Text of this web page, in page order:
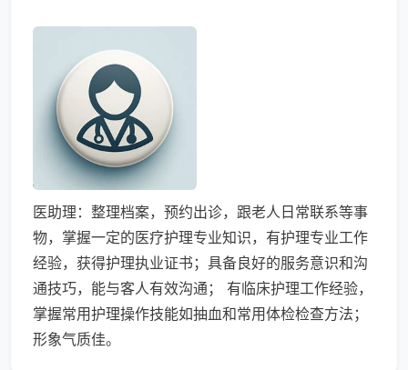
医助理：整理档案，预约出诊，跟老人日常联系等事
物，掌握一定的医疗护理专业知识，有护理专业工作
经验，获得护理执业证书；具备良好的服务意识和沟
通技巧，能与客人有效沟通； 有临床护理工作经验，
掌握常用护理操作技能如抽血和常用体检检查方法；
形象气质佳。